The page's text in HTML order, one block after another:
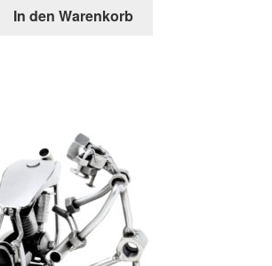
In den Warenkorb